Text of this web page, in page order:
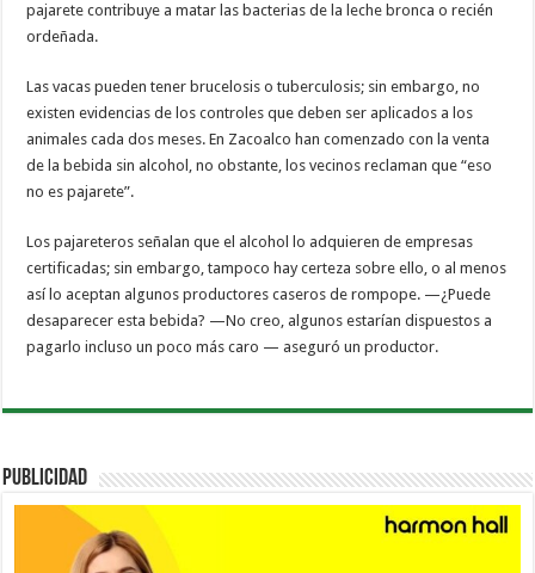
pajarete contribuye a matar las bacterias de la leche bronca o recién
ordeñada.
Las vacas pueden tener brucelosis o tuberculosis; sin embargo, no
existen evidencias de los controles que deben ser aplicados a los
animales cada dos meses. En Zacoalco han comenzado con la venta
de la bebida sin alcohol, no obstante, los vecinos reclaman que “eso
no es pajarete”.
Los pajareteros señalan que el alcohol lo adquieren de empresas
certificadas; sin embargo, tampoco hay certeza sobre ello, o al menos
así lo aceptan algunos productores caseros de rompope. —¿Puede
desaparecer esta bebida? —No creo, algunos estarían dispuestos a
pagarlo incluso un poco más caro — aseguró un productor.
PUBLICIDAD